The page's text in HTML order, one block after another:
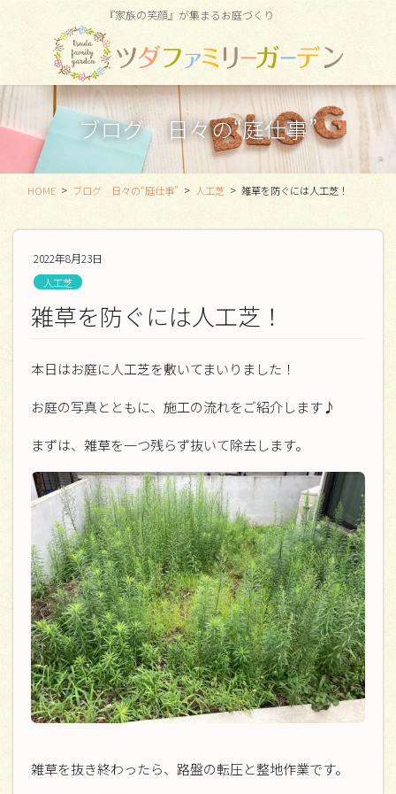
ツ
移
シ
ン
『家族の笑顔』が集まるお庭づくり
ブログ 日々の“庭仕事”
HOME ブログ 日々の“庭仕事” 人工芝 雑草を防ぐには人工芝！
2022年8月23日
人工芝
雑草を防ぐには人工芝！
本日はお庭に人工芝を敷いてまいりました！
お庭の写真とともに、施工の流れをご紹介します♪
まずは、雑草を一つ残らず抜いて除去します。
雑草を抜き終わったら、路盤の転圧と整地作業です。